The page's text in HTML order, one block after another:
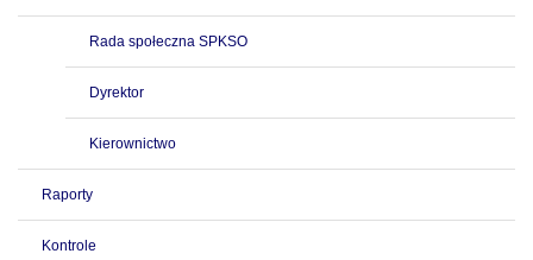
Rada społeczna SPKSO
Dyrektor
Kierownictwo
Raporty
Kontrole